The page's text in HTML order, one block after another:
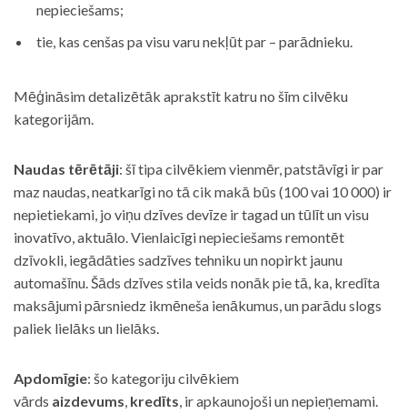
nepieciešams;
tie, kas cenšas pa visu varu nekļūt par – parādnieku.
Mēģināsim detalizētāk aprakstīt katru no šīm cilvēku
kategorijām.
Naudas tērētāji: šī tipa cilvēkiem vienmēr, patstāvīgi ir par
maz naudas, neatkarīgi no tā cik makā būs (100 vai 10 000) ir
nepietiekami, jo viņu dzīves devīze ir tagad un tūlīt un visu
inovatīvo, aktuālo. Vienlaicīgi nepieciešams remontēt
dzīvokli, iegādāties sadzīves tehniku un nopirkt jaunu
automašīnu. Šāds dzīves stila veids nonāk pie tā, ka, kredīta
maksājumi pārsniedz ikmēneša ienākumus, un parādu slogs
paliek lielāks un lielāks.
Apdomīgie: šo kategoriju cilvēkiem
vārds aizdevums, kredīts, ir apkaunojoši un nepieņemami.